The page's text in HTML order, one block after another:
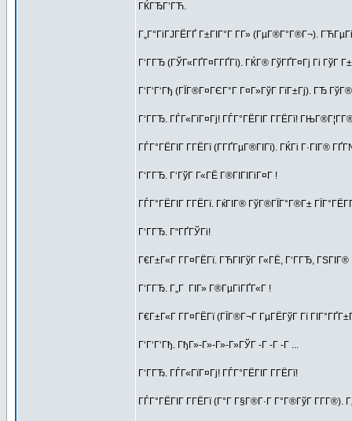
ГЌГЂГ’ГЋ.
Г„Г°ГіГЈГЁГҐ Г±ГІГ°Г Г­Г» (ГµГ®Г°Г®Г¬).
Г‘ГГЂ (ГЎГ«ГҐГ¤Г­ГҐГї). ГЌГ® ГўГҐГ¤Гј Гі
Г‘Г‘Г‘Гђ (ГЇГ®Г¤ГЄГ°Г Г¤Г»ГўГ ГїГ±Гј). ГЂ
Г‘ГГЂ. ГЃГ«ГїГ¤Гј! ГЃГ°ГЁГІГ Г­ГЁГї!
ГЃГ°ГЁГІГ Г­ГЁГї (Г­ГҐГµГ®ГІГї). ГЌГі Г·ГІГ®
Г‘ГГЂ. Г‘ГўГ Г«ГЁ Г®ГІГІГіГ¤Г !
ГЃГ°ГЁГІГ Г­ГЁГї. ГќГІГ® ГўГ®ГЇГ°Г®Г±
Г‘ГГЂ. Г“ГҐГЎГі!
Г€Г±Г«Г Г­Г¤ГЁГї. ГЋГІГўГ Г«ГЁ, Г‘ГГЂ, ГЅГІГ®
Г‘ГГЂ. Г„Г ГІГ» Г®ГµГіГҐГ«Г !
Г€Г±Г«Г Г­Г¤ГЁГї (ГЇГ®Г¬Г ГµГЁГўГ Гї
Г‘Г‘Г‘Гђ. ГђГ»-Г»-Г»-Г»ГЎГ -Г -Г -Г ...
Г‘ГГЂ. ГЃГ«ГїГ¤Гј! ГЃГ°ГЁГІГ Г­ГЁГї!
ГЃГ°ГЁГІГ Г­ГЁГї (Г°Г Г§Г®Г·Г Г°Г®ГўГ Г­Г­Г®).